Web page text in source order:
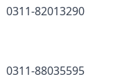
0311-82013290
0311-88035595